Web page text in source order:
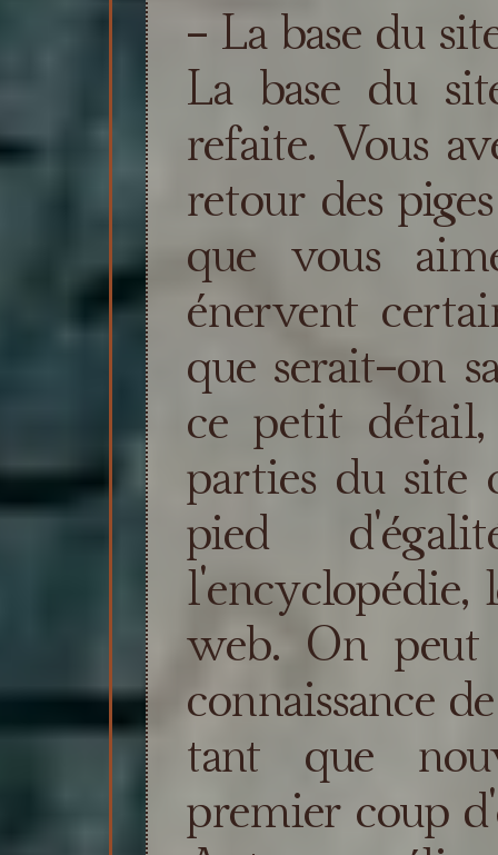
- La base du
La base du
refaite. Vous
retour des
que vous
énervent
que serait-on
ce petit
parties du site
pied
l'encyclopédie,
web. On peut
connaissance
tant que
premier coup